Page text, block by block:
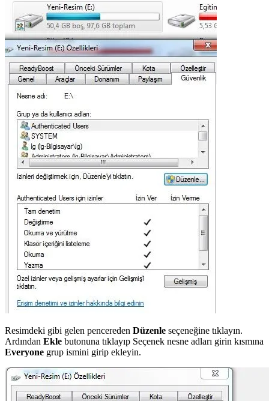
Resimdeki gibi gelen pencereden Düzenle seçeneğine tıklayın.
Ardından Ekle butonuna tıklayıp Seçenek nesne adları girin kısmına
Everyone grup ismini girip ekleyin.